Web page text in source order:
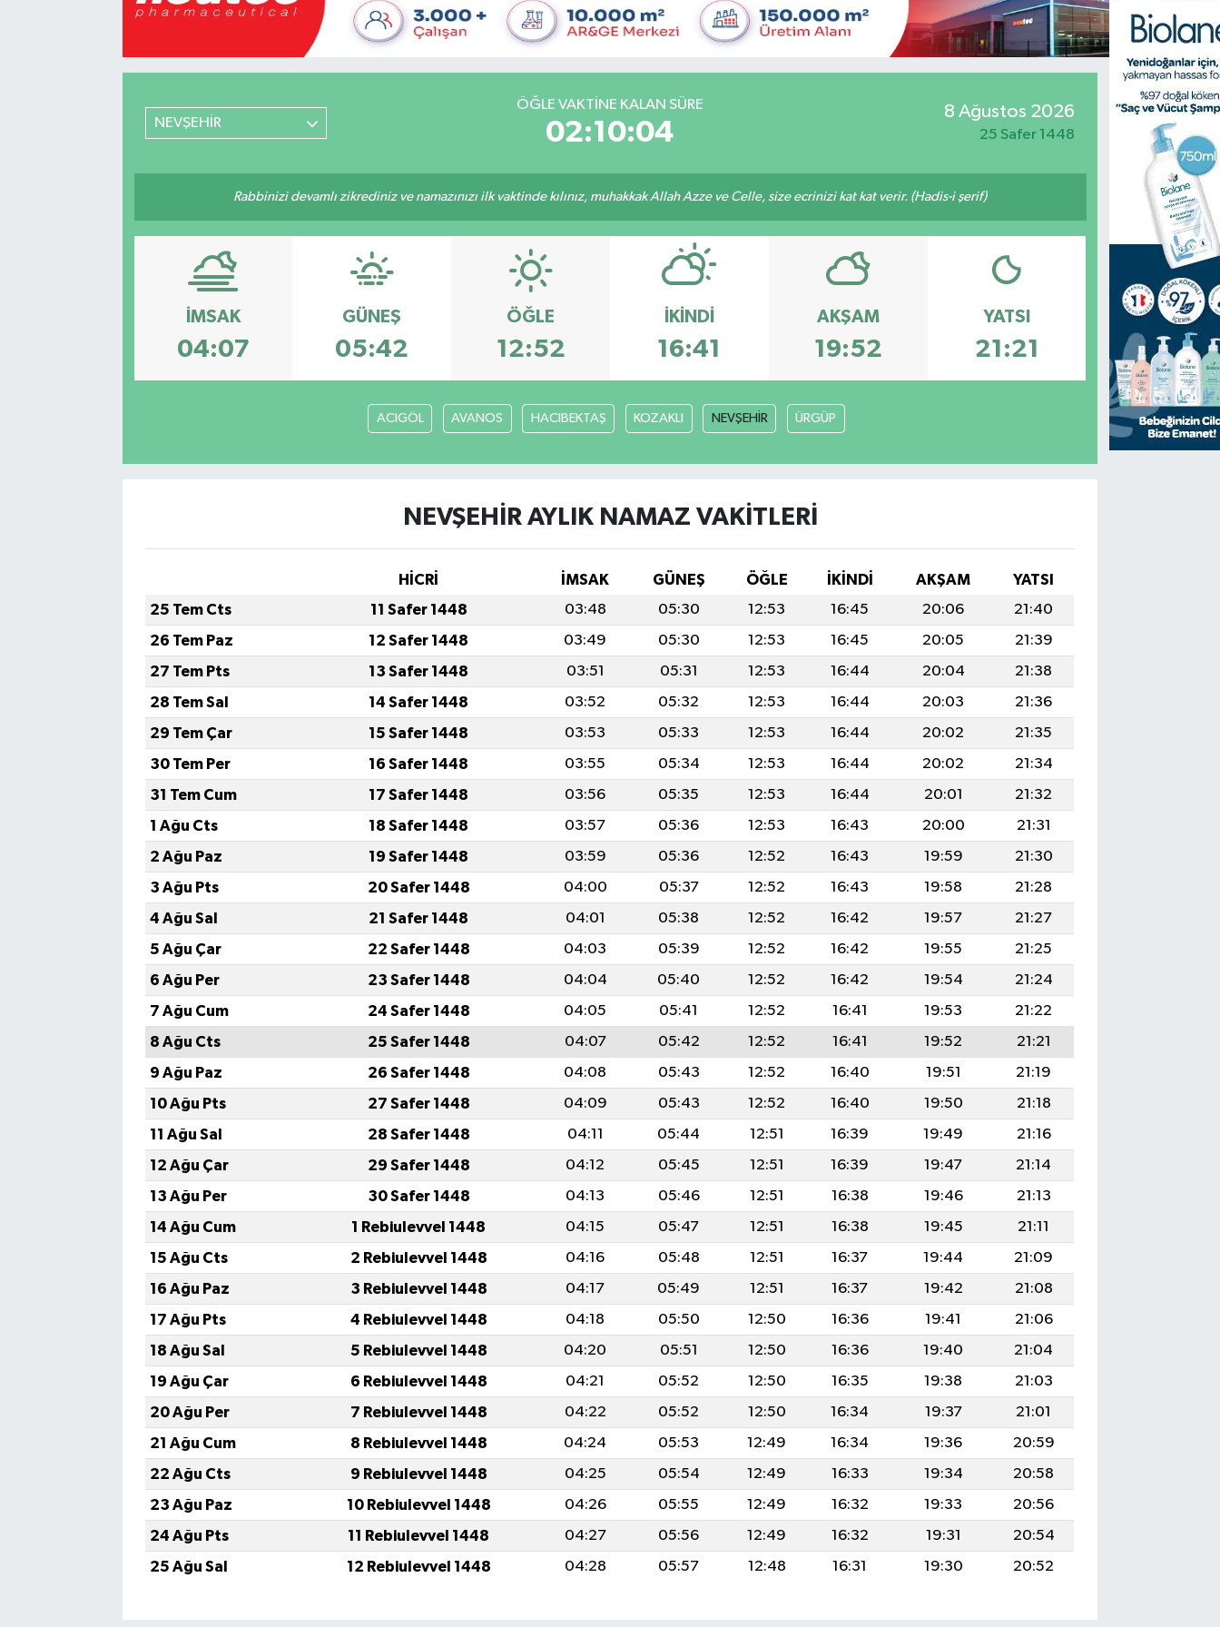
NEVŞEHİR
ÖĞLE VAKTINE KALAN SÜRE
02:10:04
8 Ağustos 2026
25 Safer 1448
Rabbinizi devamlı zikrediniz ve namazınızı ilk vaktinde kılınız, muhakkak Allah Azze ve Celle, size ecrinizi kat kat verir. (Hadis-i şerif)
İMSAK
04:07
GÜNEŞ
05:42
ÖĞLE
12:52
İKINDI
16:41
AKŞAM
19:52
YATSI
21:21
ACIGÖL AVANOS HACIBEKTAŞ KOZAKLI NEVŞEHİR ÜRGÜP
NEVŞEHİR AYLIK NAMAZ VAKITLERI
HİCRİ İMSAK GÜNEŞ ÖĞLE İKINDI AKŞAM
YATSI
25 Tem Cts
11 Safer 1448 03:48 05:30 12:53 16:45 20:06
21:40
26 Tem Paz
12 Safer 1448 03:49 05:30 12:53 16:45 20:05
21:39
27 Tem Pts
13 Safer 1448 03:51 05:31 12:53 16:44 20:04
21:38
28 Tem Sal
14 Safer 1448 03:52 05:32 12:53 16:44 20:03
21:36
29 Tem Çar
15 Safer 1448 03:53 05:33 12:53 16:44 20:02
21:35
30 Tem Per
16 Safer 1448 03:55 05:34 12:53 16:44 20:02
21:34
31 Tem Cum
17 Safer 1448 03:56 05:35 12:53 16:44 20:01
21:32
1 Ağu Cts
18 Safer 1448 03:57 05:36 12:53 16:43 20:00
21:31
2 Ağu Paz
19 Safer 1448 03:59 05:36 12:52 16:43 19:59
21:30
3 Ağu Pts
20 Safer 1448 04:00 05:37 12:52 16:43 19:58
21:28
4 Ağu Sal
21 Safer 1448 04:01 05:38 12:52 16:42 19:57
21:27
5 Ağu Çar
22 Safer 1448 04:03 05:39 12:52 16:42 19:55
21:25
6 Ağu Per
23 Safer 1448 04:04 05:40 12:52 16:42 19:54
21:24
7 Ağu Cum
24 Safer 1448 04:05 05:41 12:52 16:41 19:53
21:22
8 Ağu Cts
25 Safer 1448 04:07 05:42 12:52 16:41 19:52
21:21
9 Ağu Paz
26 Safer 1448 04:08 05:43 12:52 16:40 19:51
21:19
10 Ağu Pts
27 Safer 1448 04:09 05:43 12:52 16:40 19:50
21:18
11 Ağu Sal
28 Safer 1448 04:11 05:44 12:51 16:39 19:49
21:16
12 Ağu Çar
29 Safer 1448 04:12 05:45 12:51 16:39 19:47
21:14
13 Ağu Per
30 Safer 1448 04:13 05:46 12:51 16:38 19:46
21:13
14 Ağu Cum
1 Rebiulevvel 1448 04:15 05:47 12:51 16:38 19:45
21:11
15 Ağu Cts
2 Rebiulevvel 1448 04:16 05:48 12:51 16:37 19:44
21:09
16 Ağu Paz
3 Rebiulevvel 1448 04:17 05:49 12:51 16:37 19:42
21:08
17 Ağu Pts
4 Rebiulevvel 1448 04:18 05:50 12:50 16:36 19:41
21:06
18 Ağu Sal
5 Rebiulevvel 1448 04:20 05:51 12:50 16:36 19:40
21:04
19 Ağu Çar
6 Rebiulevvel 1448 04:21 05:52 12:50 16:35 19:38
21:03
20 Ağu Per
7 Rebiulevvel 1448 04:22 05:52 12:50 16:34 19:37
21:01
21 Ağu Cum
8 Rebiulevvel 1448 04:24 05:53 12:49 16:34 19:36
20:59
22 Ağu Cts
9 Rebiulevvel 1448 04:25 05:54 12:49 16:33 19:34
20:58
23 Ağu Paz
10 Rebiulevvel 1448 04:26 05:55 12:49 16:32 19:33
20:56
24 Ağu Pts
11 Rebiulevvel 1448 04:27 05:56 12:49 16:32 19:31
20:54
25 Ağu Sal
12 Rebiulevvel 1448 04:28 05:57 12:48 16:31 19:30 20:52